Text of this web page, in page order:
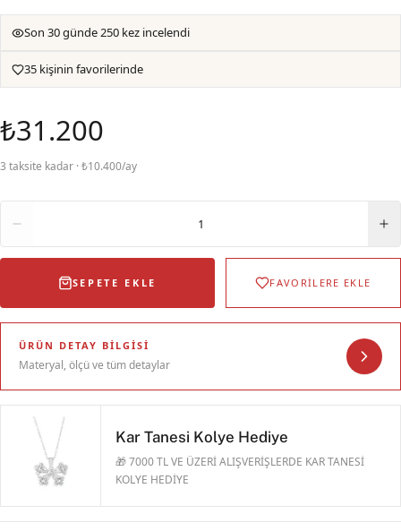
Son 30 günde 250 kez incelendi
35 kişinin favorilerinde
₺31.200
3 taksite kadar · ₺10.400/ay
1
SEPETE EKLE FAVORİLERE EKLE
ÜRÜN DETAY BILGISI
Materyal, ölçü ve tüm detaylar
Kar Tanesi Kolye Hediye
🎁 7000 TL VE ÜZERİ ALIŞVERİŞLERDE KAR TANESİ
KOLYE HEDİYE